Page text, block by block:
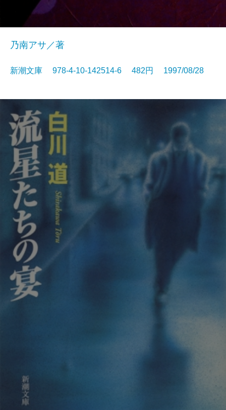
乃南アサ／著
新潮文庫 978-4-10-142514-6 482円 1997/08/28